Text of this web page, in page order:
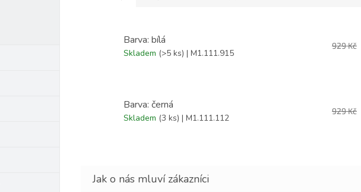
Barva: bílá
Skladem (>5 ks) | M1.111.915
929 Kč
Barva: černá
Skladem (3 ks) | M1.111.112
929 Kč